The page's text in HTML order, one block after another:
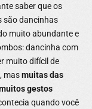
saber que os
são dancinhas
muito abundante e
dancinha com
muito difícil de
masmuitas das
gestos
quando você